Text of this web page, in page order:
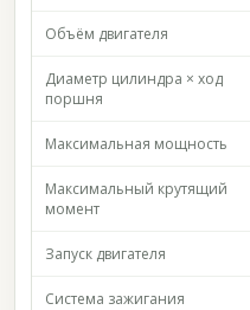
Объём двигателя
Диаметр цилиндра × ход
поршня
Максимальная мощность
Максимальный крутящий
момент
Запуск двигателя
Система зажигания